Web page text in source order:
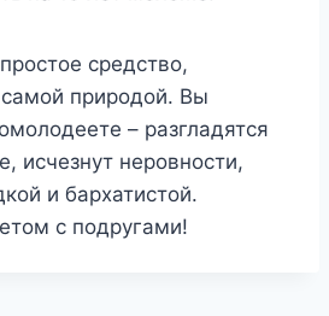
средство,
природой. Вы
– разгладятся
исчезнут неровности,
и бархатистой.
с подругами!